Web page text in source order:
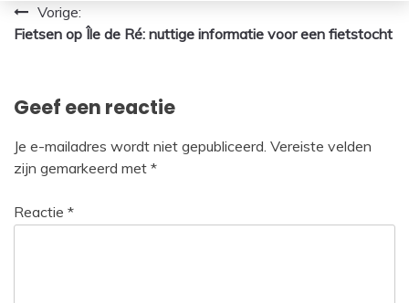
Bericht
navigatie
Vorige:
Fietsen op Île de Ré: nuttige informatie voor een fietstocht
Geef een reactie
Je e-mailadres wordt niet gepubliceerd. Vereiste velden
zijn gemarkeerd met *
Reactie *